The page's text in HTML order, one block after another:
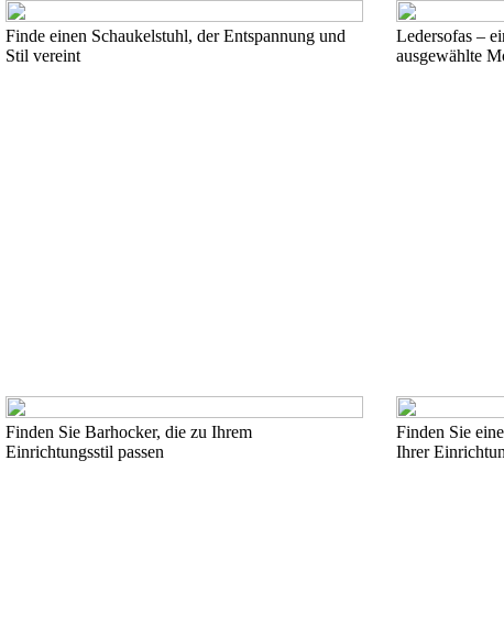
Finde einen Schaukelstuhl, der Entspannung und
Stil vereint
Ledersofas –
ausgewählte
Finden Sie Barhocker, die zu Ihrem
Einrichtungsstil passen
Finden Sie
Ihrer